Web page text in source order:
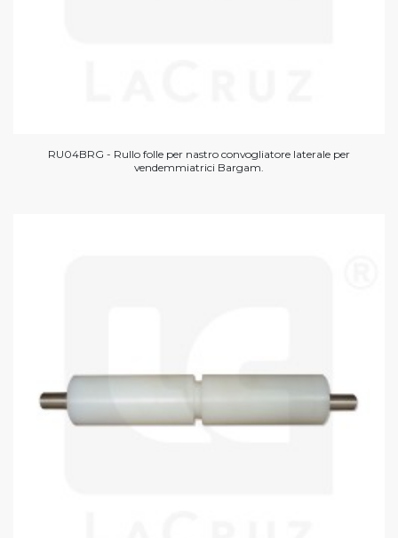
RU04BRG - Rullo folle per nastro convogliatore laterale per
vendemmiatrici Bargam.